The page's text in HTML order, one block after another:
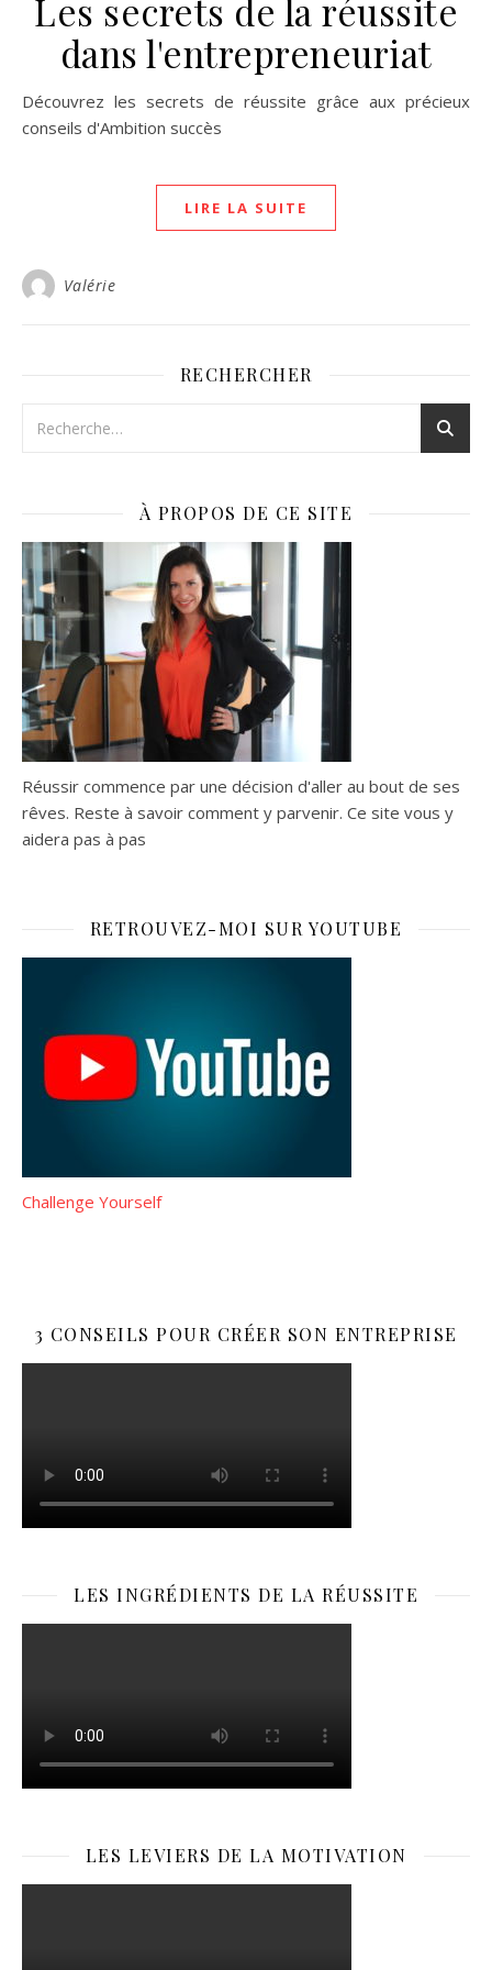
Les secrets de la réussite
dans l'entrepreneuriat
Découvrez les secrets de réussite grâce aux précieux
conseils d'Ambition succès
LIRE LA SUITE
Valérie
RECHERCHER
À PROPOS DE CE SITE
Réussir commence par une décision d'aller au bout de ses
rêves. Reste à savoir comment y parvenir. Ce site vous y
aidera pas à pas
RETROUVEZ-MOI SUR YOUTUBE
Challenge Yourself
3 CONSEILS POUR CRÉER SON ENTREPRISE
LES INGRÉDIENTS DE LA RÉUSSITE
LES LEVIERS DE LA MOTIVATION